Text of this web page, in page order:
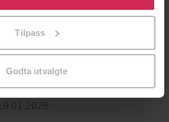
til spesifikke formål ved å klikke
Tilpass
Godta utvalgte
Angelsen(forfatter)
Cappelen Damm
19.01.2026